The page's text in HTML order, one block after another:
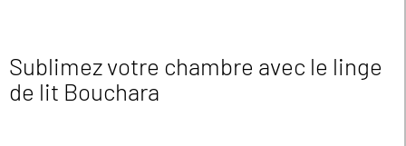
Sublimez votre chambre avec le linge
de lit Bouchara